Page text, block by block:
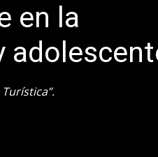
en la